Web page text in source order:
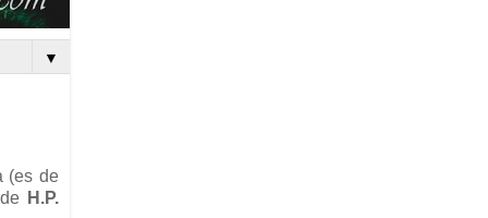
▼
(es de
H.P.